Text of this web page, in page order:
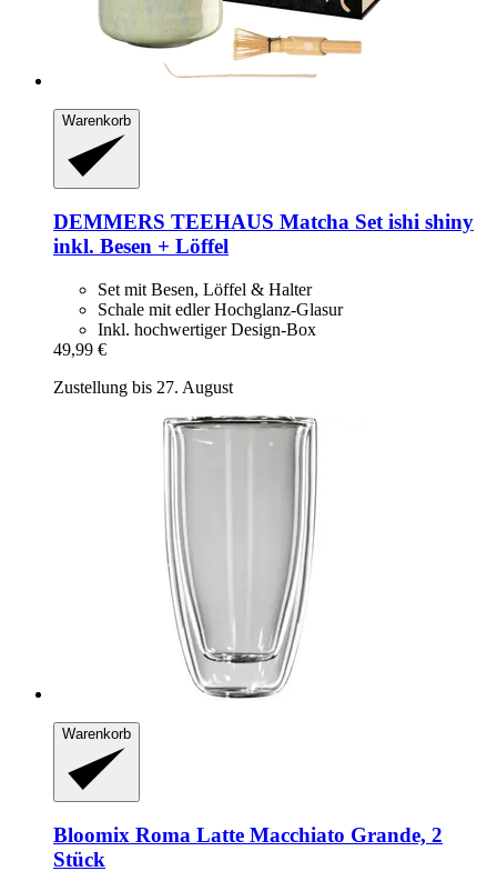
Warenkorb
DEMMERS TEEHAUS Matcha Set ishi shiny
inkl. Besen + Löffel
Set mit Besen, Löffel & Halter
Schale mit edler Hochglanz-Glasur
Inkl. hochwertiger Design-Box
49,99 €
Zustellung bis 27. August
Warenkorb
Bloomix Roma Latte Macchiato Grande, 2
Stück